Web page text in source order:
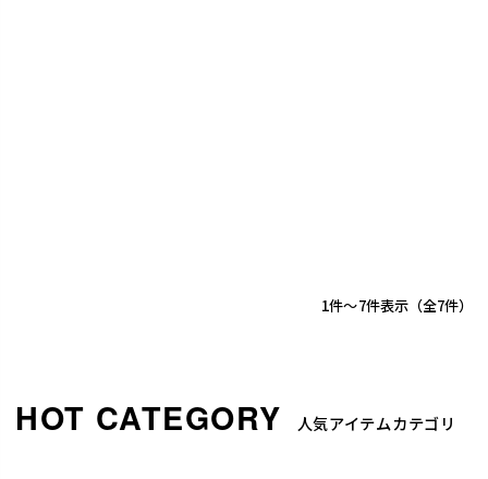
7
1 -7件表示
人気アイテムカテゴリ